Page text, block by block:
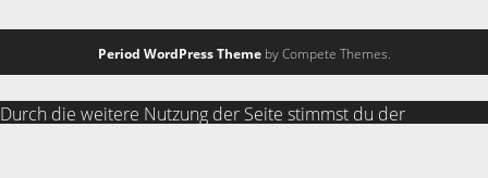
Period WordPress Themeby Compete Themes.
Durch die weitere Nutzung der Seite stimmst du der